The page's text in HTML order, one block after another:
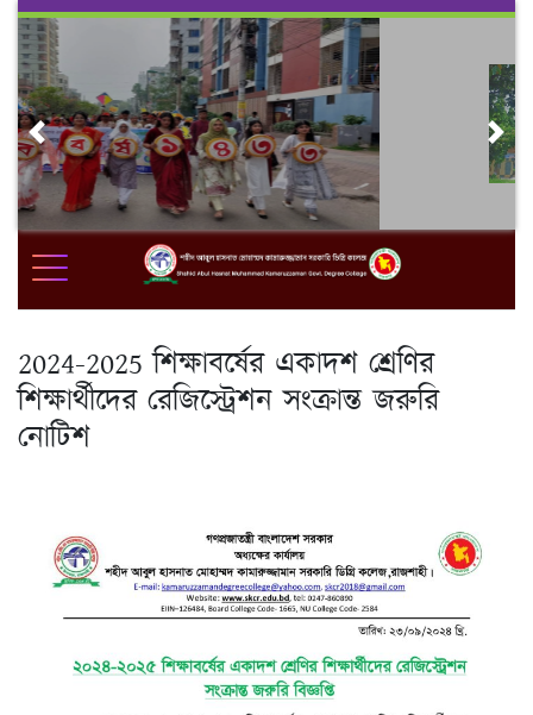
Skip
content
Previous
2024-2025 শিক্ষাবর্ষের একাদশ শ্রেণির
শিক্ষার্থীদের রেজিস্ট্রেশন সংক্রান্ত জরুরি
নোটিশ